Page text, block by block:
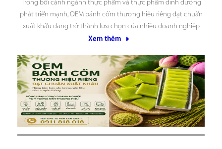
Trong bối cảnh ngành thực phẩm và thực phẩm dinh dưỡng
phát triển mạnh, OEM bánh cốm thương hiệu riêng đạt chuẩn
xuất khẩu đang trở thành lựa chọn của nhiều doanh nghiệp
muốn xây dựng thương hiệu riêng mà không cần đầu tư nhà
Xem thêm